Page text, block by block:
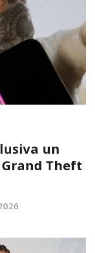
un
Theft